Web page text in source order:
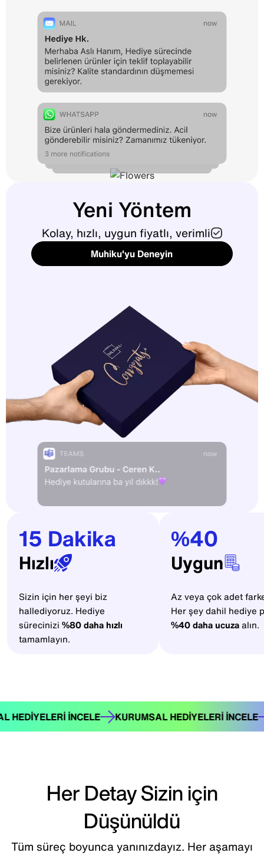
Yeni Yöntem
Kolay, hızlı, uygun fiyatlı, verimli
Muhiku'yu Deneyin
15 Dakika
Hızlı
Sizin için her şeyi biz
hallediyoruz. Hediye
sürecinizi %80 daha hızlı
tamamlayın.
%40
Uygun
Az veya çok adet
Her şey dahil hediye
%40 daha ucuzaalın.
KURUMSAL HEDIYELERI İNCELE KURUMSAL
Her Detay Sizin için
Düşünüldü
Tüm süreç boyunca yanınızdayız. Her aşamayı